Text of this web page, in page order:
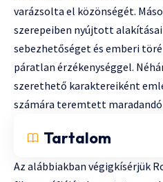
varázsolta el közönségét.
szerepeiben nyújtott
sebezhetőséget és emberi
páratlan érzékenységgel.
szerethető karaktereiként
számára teremtett
Tartalom
Az alábbiakban végigkísérjük